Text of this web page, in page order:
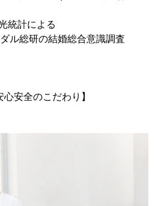
統計による
ル総研の結婚総合意識調査
心安全のこだわり】